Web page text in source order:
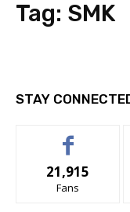
Tag: SMK
STAY
21,915
Fans